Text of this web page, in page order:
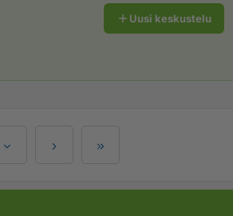
Uusi keskustelu